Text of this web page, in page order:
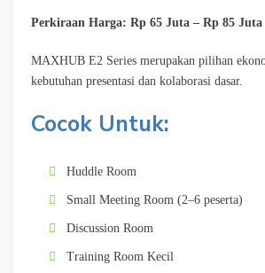
Perkiraan Harga: Rp 65 Juta – Rp 85 Juta
MAXHUB E2 Series merupakan pilihan
kebutuhan presentasi dan kolaborasi dasar.
Cocok Untuk:
Huddle Room
Small Meeting Room (2–6 peserta)
Discussion Room
Training Room Kecil